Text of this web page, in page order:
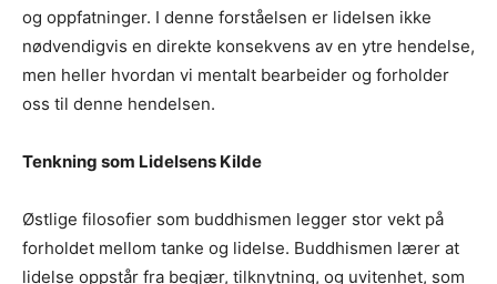
og oppfatninger. I denne forståelsen er lidelsen ikke
nødvendigvis en direkte konsekvens av en ytre hendelse,
men heller hvordan vi mentalt bearbeider og forholder
oss til denne hendelsen.
Tenkning som Lidelsens Kilde
Østlige filosofier som buddhismen legger stor vekt på
forholdet mellom tanke og lidelse. Buddhismen lærer at
lidelse oppstår fra begjær, tilknytning, og uvitenhet, som